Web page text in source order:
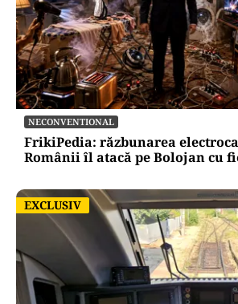
NECONVENTIONAL
FrikiPedia: răzbunarea
Românii îl atacă pe Bolojan cu
EXCLUSIV
EXCLUSIV